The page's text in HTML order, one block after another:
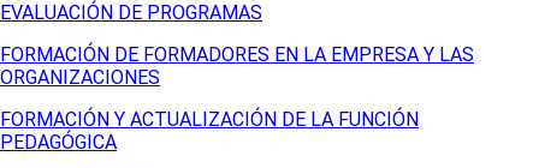
EVALUACIÓN DE PROGRAMAS
FORMACIÓN DE FORMADORES EN LA EMPRESA Y LAS
ORGANIZACIONES
FORMACIÓN Y ACTUALIZACIÓN DE LA FUNCIÓN
PEDAGÓGICA